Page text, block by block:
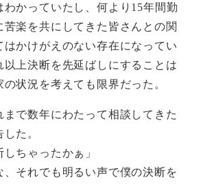
かっていたし、何より15年間勤
楽を共にしてきた皆さんとの関
はかけがえのない存在になってい
以上決断を先延ばしにすることは
状況を考えても限界だった。
で数年にわたって相談してきた
た。
しちゃったかぁ」
、それでも明るい声で僕の決断を